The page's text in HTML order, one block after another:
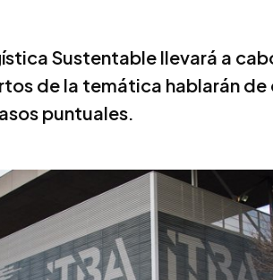
Sustentable llevará a
de la temática hablarán
puntuales.